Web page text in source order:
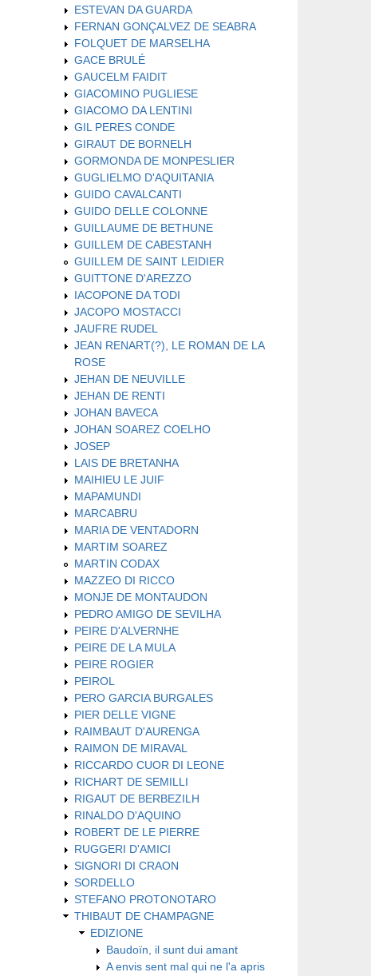
ESTEVAN DA GUARDA
FERNAN GONÇALVEZ DE SEABRA
FOLQUET DE MARSELHA
GACE BRULÉ
GAUCELM FAIDIT
GIACOMINO PUGLIESE
GIACOMO DA LENTINI
GIL PERES CONDE
GIRAUT DE BORNELH
GORMONDA DE MONPESLIER
GUGLIELMO D'AQUITANIA
GUIDO CAVALCANTI
GUIDO DELLE COLONNE
GUILLAUME DE BETHUNE
GUILLEM DE CABESTANH
GUILLEM DE SAINT LEIDIER
GUITTONE D'AREZZO
IACOPONE DA TODI
JACOPO MOSTACCI
JAUFRE RUDEL
JEAN RENART(?), LE ROMAN DE LA
ROSE
JEHAN DE NEUVILLE
JEHAN DE RENTI
JOHAN BAVECA
JOHAN SOAREZ COELHO
JOSEP
LAIS DE BRETANHA
MAIHIEU LE JUIF
MAPAMUNDI
MARCABRU
MARIA DE VENTADORN
MARTIM SOAREZ
MARTIN CODAX
MAZZEO DI RICCO
MONJE DE MONTAUDON
PEDRO AMIGO DE SEVILHA
PEIRE D'ALVERNHE
PEIRE DE LA MULA
PEIRE ROGIER
PEIROL
PERO GARCIA BURGALES
PIER DELLE VIGNE
RAIMBAUT D'AURENGA
RAIMON DE MIRAVAL
RICCARDO CUOR DI LEONE
RICHART DE SEMILLI
RIGAUT DE BERBEZILH
RINALDO D'AQUINO
ROBERT DE LE PIERRE
RUGGERI D'AMICI
SIGNORI DI CRAON
SORDELLO
STEFANO PROTONOTARO
THIBAUT DE CHAMPAGNE
EDIZIONE
Baudoïn, il sunt dui amant
A envis sent mal qui ne l'a apris